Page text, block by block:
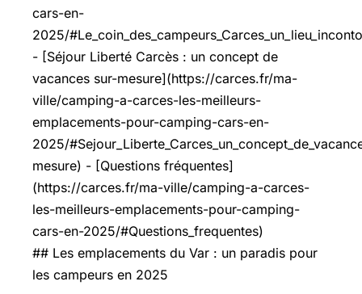
cars-en-
2025/
- [Séjour Liberté Carcès : un concept de
vacances sur-mesure](https://carces.fr/ma-
ville/camping-a-carces-les-meilleurs-
emplacements-pour-camping-cars-en-
2025/
mesure) - [Questions fréquentes]
(https://carces.fr/ma-ville/camping-a-carces-
les-meilleurs-emplacements-pour-camping-
cars-en-2025/#Questions_frequentes)
## Les emplacements du Var : un paradis pour
les campeurs en 2025